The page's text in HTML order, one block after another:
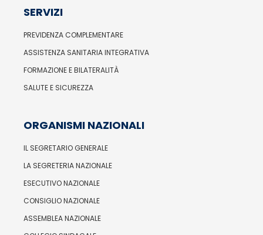
SERVIZI
PREVIDENZA COMPLEMENTARE
ASSISTENZA SANITARIA INTEGRATIVA
FORMAZIONE E BILATERALITÀ
SALUTE E SICUREZZA
ORGANISMI NAZIONALI
IL SEGRETARIO GENERALE
LA SEGRETERIA NAZIONALE
ESECUTIVO NAZIONALE
CONSIGLIO NAZIONALE
ASSEMBLEA NAZIONALE